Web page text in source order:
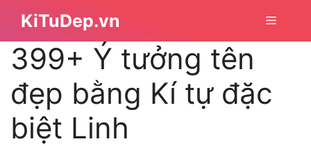
nội
dung
KiTuDep.vn Menu
399+ Ý tưởng tên
đẹp bằng Kí tự đặc
biệt Linh